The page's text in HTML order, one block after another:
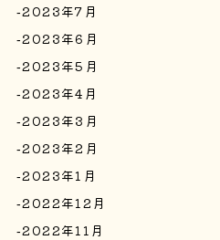
2023年7月
2023年6月
2023年5月
2023年4月
2023年3月
2023年2月
2023年1月
2022年12月
2022年11月